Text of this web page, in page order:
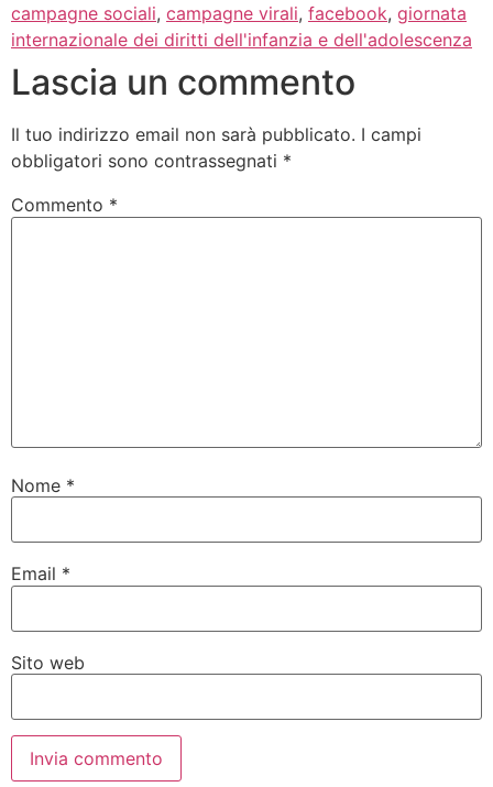
campagne sociali, campagne virali, facebook, giornata
internazionale dei diritti dell'infanzia e dell'adolescenza
Lascia un commento
Il tuo indirizzo email non sarà pubblicato. I campi
obbligatori sono contrassegnati *
Commento *
Nome *
Email *
Sito web